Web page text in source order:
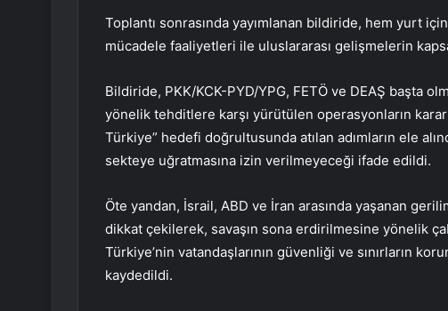
Toplantı sonrasında yayımlanan bildiride, hem yurt
mücadele faaliyetleri ile uluslararası gelişmelerin
Bildiride, PKK/KCK-PYD/YPG, FETÖ ve DEAŞ başta
yönelik tehditlere karşı yürütülen operasyonların
Türkiye” hedefi doğrultusunda atılan adımların ele
sekteye uğratmasına izin verilmeyeceği ifade edildi.
Öte yandan, İsrail, ABD ve İran arasında yaşanan
dikkat çekilerek, savaşın sona erdirilmesine yönelik
Türkiye’nin vatandaşlarının güvenliği ve sınırların
kaydedildi.